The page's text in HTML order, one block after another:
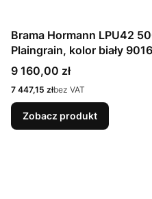
Brama Hormann LPU42
Plaingrain, kolor biały
Cena
9 160,00 zł
Cena
7 447,15 złbez VAT
Zobacz produkt